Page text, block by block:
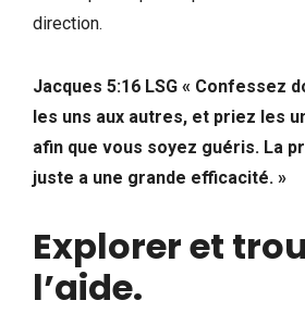
direction.
Jacques 5:16 LSG « Confessez
les uns aux autres, et priez les
afin que vous soyez guéris. La
juste a une grande efficacité. »
Explorer et
l’aide.